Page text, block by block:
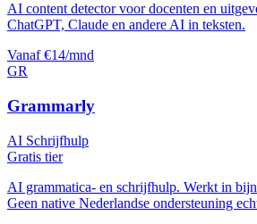
AI content detector voor docenten en
ChatGPT, Claude en andere AI in teksten.
Vanaf €14/mnd
GR
Grammarly
AI Schrijfhulp
Gratis tier
AI grammatica- en schrijfhulp. Werkt in
Geen native Nederlandse ondersteuning